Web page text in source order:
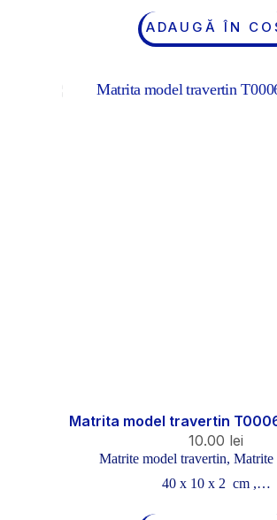
ADAUGĂ ÎN
Matrita model travertin
10.00 lei
Matrite model travertin, Matrite
40 x 10 x 2 cm ,…